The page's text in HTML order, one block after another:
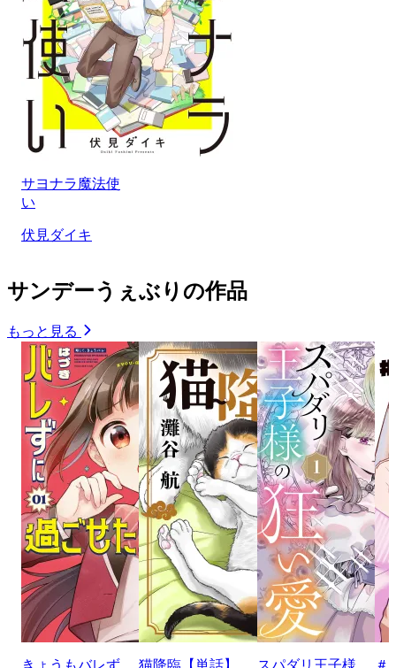
サヨナラ魔法使
い
伏見ダイキ
サンデーうぇぶりの作品
もっと見る
きょうもバレず
猫降臨【単話】
スパダリ王子様
＃